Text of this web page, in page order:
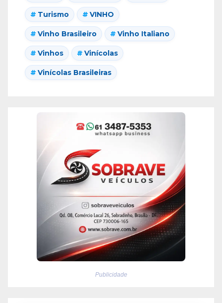
Turismo VINHO
Vinho Brasileiro Vinho Italiano
Vinhos Vinícolas
Vinícolas Brasileiras
Publicidade